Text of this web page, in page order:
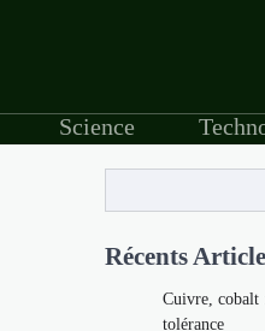
Science
Récents
Cuivre, cobalt
tolérance